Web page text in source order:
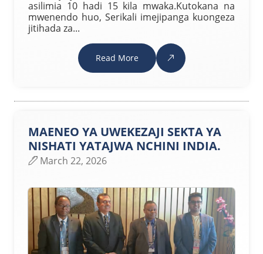
asilimia 10 hadi 15 kila mwaka.Kutokana na
mwenendo huo, Serikali imejipanga kuongeza
jitihada za...
Read More
MAENEO YA UWEKEZAJI SEKTA YA
NISHATI YATAJWA NCHINI INDIA.
March 22, 2026